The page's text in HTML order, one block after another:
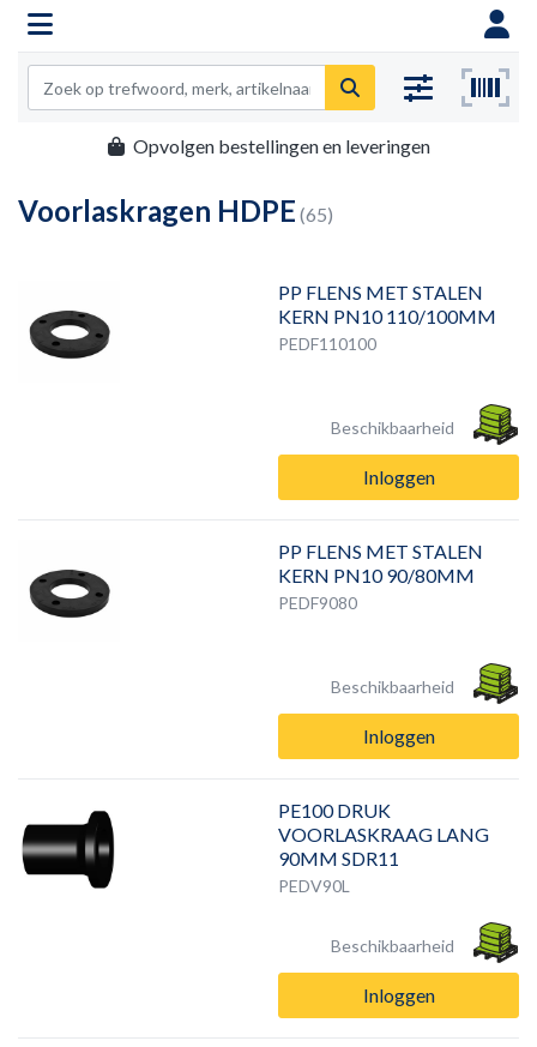
Opvolgen bestellingen en leveringen
Voorlaskragen HDPE (65)
PP FLENS MET STALEN
KERN PN10 110/100MM
PEDF110100
Beschikbaarheid
Inloggen
PP FLENS MET STALEN
KERN PN10 90/80MM
PEDF9080
Beschikbaarheid
Inloggen
PE100 DRUK
VOORLASKRAAG LANG
90MM SDR11
PEDV90L
Beschikbaarheid
Inloggen